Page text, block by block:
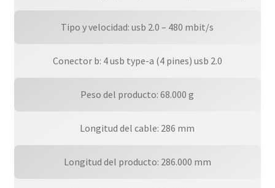
Tipo y velocidad: usb 2.0 – 480 mbit/s
Conector b: 4 usb type-a (4 pines) usb 2.0
Peso del producto: 68.000 g
Longitud del cable: 286 mm
Longitud del producto: 286.000 mm